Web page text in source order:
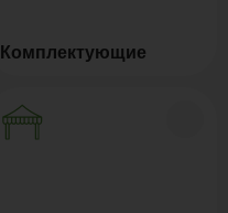
Комплектующие